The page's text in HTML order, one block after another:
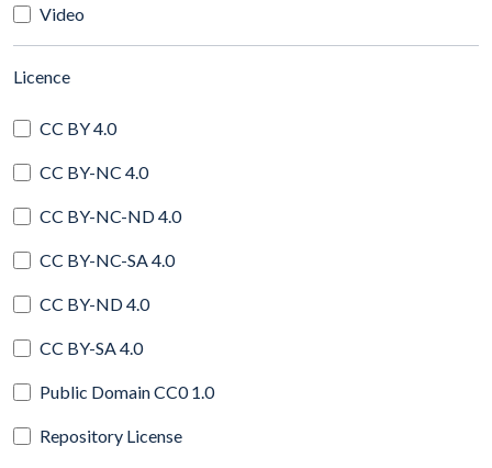
Video
Licence(automatic content reloading)
CC BY 4.0
CC BY-NC 4.0
CC BY-NC-ND 4.0
CC BY-NC-SA 4.0
CC BY-ND 4.0
CC BY-SA 4.0
Public Domain CC0 1.0
Repository License